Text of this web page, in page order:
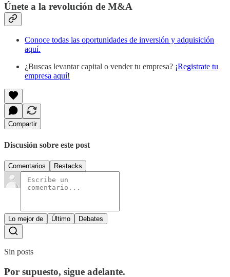
Únete a la revolución de M&A
Conoce todas las oportunidades de inversión y adquisición
aquí.
¿Buscas levantar capital o vender tu empresa? ¡Registrate tu
empresa aquí!
Compartir
Discusión sobre este post
Comentarios Restacks
Lo mejor de Último Debates
Sin posts
Por supuesto, sigue adelante.